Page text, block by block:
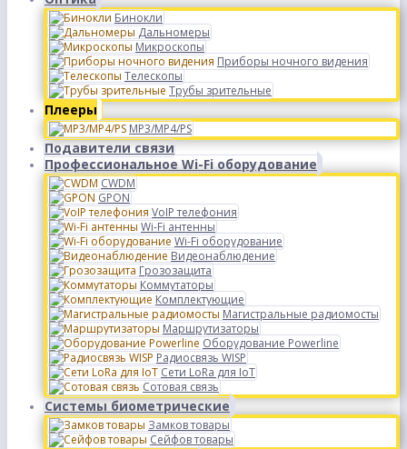
Бинокли
Дальномеры
Микроскопы
Приборы ночного видения
Телескопы
Трубы зрительные
Плееры
MP3/MP4/PS
Подавители связи
Профессиональное Wi-Fi оборудование
CWDM
GPON
VoIP телефония
Wi-Fi антенны
Wi-Fi оборудование
Видеонаблюдение
Грозозащита
Коммутаторы
Комплектующие
Магистральные радиомосты
Маршрутизаторы
Оборудование Powerline
Радиосвязь WISP
Сети LoRa для IoT
Сотовая связь
Системы биометрические
Замков товары
Сейфов товары